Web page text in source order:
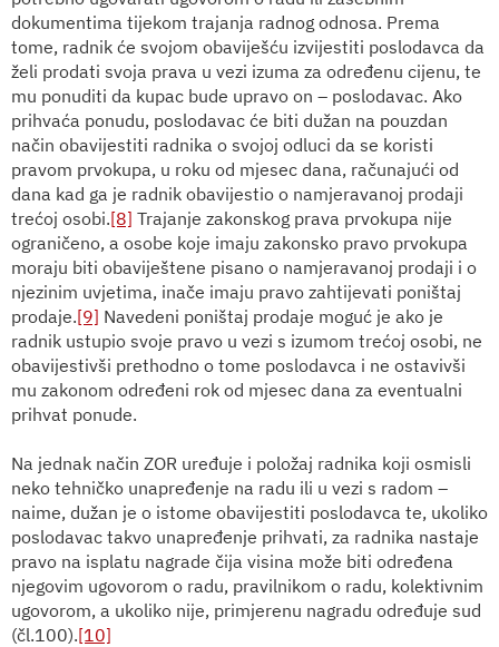
dokumentima tijekom trajanja radnog odnosa. Prema
tome, radnik će svojom obaviješću izvijestiti poslodavca da
želi prodati svoja prava u vezi izuma za određenu cijenu, te
mu ponuditi da kupac bude upravo on – poslodavac. Ako
prihvaća ponudu, poslodavac će biti dužan na pouzdan
način obavijestiti radnika o svojoj odluci da se koristi
pravom prvokupa, u roku od mjesec dana, računajući od
dana kad ga je radnik obavijestio o namjeravanoj prodaji
trećoj osobi.[8] Trajanje zakonskog prava prvokupa nije
ograničeno, a osobe koje imaju zakonsko pravo prvokupa
moraju biti obaviještene pisano o namjeravanoj prodaji i o
njezinim uvjetima, inače imaju pravo zahtijevati poništaj
prodaje.[9] Navedeni poništaj prodaje moguć je ako je
radnik ustupio svoje pravo u vezi s izumom trećoj osobi, ne
obavijestivši prethodno o tome poslodavca i ne ostavivši
mu zakonom određeni rok od mjesec dana za eventualni
prihvat ponude.
Na jednak način ZOR uređuje i položaj radnika koji osmisli
neko tehničko unapređenje na radu ili u vezi s radom –
naime, dužan je o istome obavijestiti poslodavca te, ukoliko
poslodavac takvo unapređenje prihvati, za radnika nastaje
pravo na isplatu nagrade čija visina može biti određena
njegovim ugovorom o radu, pravilnikom o radu, kolektivnim
ugovorom, a ukoliko nije, primjerenu nagradu određuje sud
(čl.100).[10]